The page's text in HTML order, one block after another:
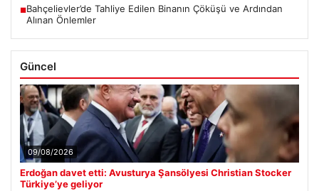
■Bahçelievler’de Tahliye Edilen Binanın Çöküşü ve Ardından
Alınan Önlemler
Güncel
09/08/2026
Erdoğan davet etti: Avusturya Şansölyesi Christian Stocker
Türkiye’ye geliyor